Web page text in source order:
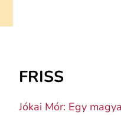
FRISS
Jókai Mór: Egy